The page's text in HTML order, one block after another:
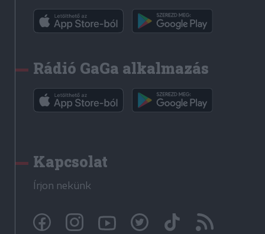
Rádió GaGa alkalmazás
Kapcsolat
Írjon nekünk